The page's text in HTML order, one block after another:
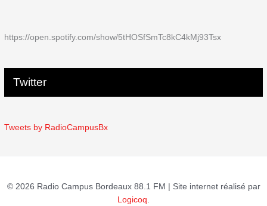
https://open.spotify.com/show/5tHOSfSmTc8kC4kMj93Tsx
Twitter
Tweets by RadioCampusBx
© 2026 Radio Campus Bordeaux 88.1 FM | Site internet réalisé par
Logicoq.